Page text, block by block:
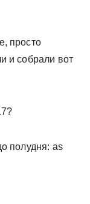
просто
и собрали вот
полудня: as